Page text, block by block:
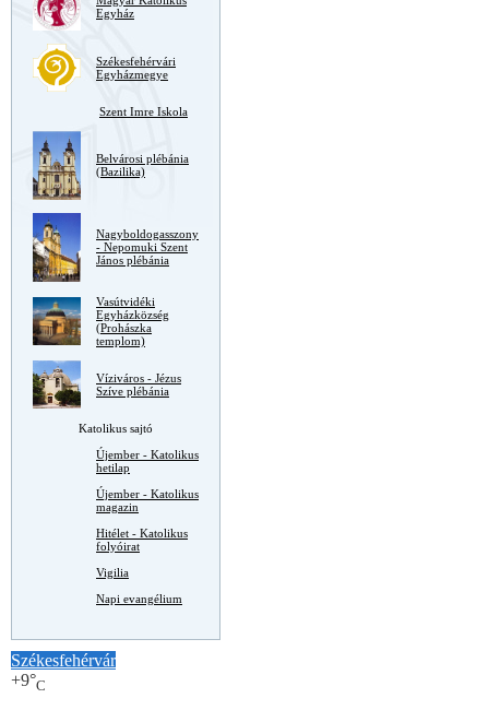
Egyház
Székesfehérvári
Egyházmegye
Szent Imre Iskola
Belvárosi plébánia
(Bazilika)
Nagyboldogasszony
- Nepomuki Szent
János plébánia
Vasútvidéki
Egyházközség
(Prohászka
templom)
Víziváros - Jézus
Szíve plébánia
Katolikus sajtó
Újember - Katolikus
hetilap
Újember - Katolikus
magazin
Hitélet - Katolikus
folyóirat
Vigilia
Napi evangélium
Székesfehérvár
+9°C